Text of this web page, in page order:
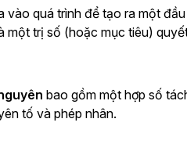
vào quá trình để tạo ra một
một trị số (hoặc mục tiêu)
bao gồm một hợp số
tố và phép nhân.